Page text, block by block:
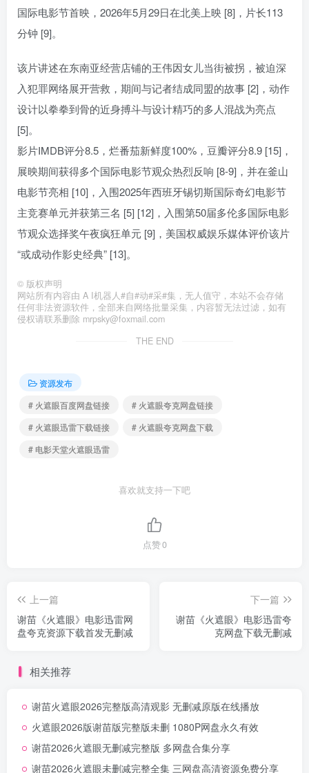
国际电影节首映，2026年5月29日在北美上映 [8]，片长113
分钟 [9]。
该片讲述在东南亚经营店铺的王伟因女儿当街被拐，被迫深
入犯罪网络展开营救，期间与记者结成同盟的故事 [2]，动作
设计以拳拳到骨的近身搏斗与设计精巧的多人混战为亮点
[5]。
影片IMDB评分8.5，烂番茄新鲜度100%，豆瓣评分8.9 [15]，
展映期间获得多个国际电影节观众热烈反响 [8-9]，并在釜山
电影节亮相 [10]，入围2025年西班牙锡切斯国际奇幻电影节
主竞赛单元并获第三名 [5] [12]，入围第50届多伦多国际电影
节观众选择奖午夜疯狂单元 [9]，美国权威娱乐媒体评价该片
“或成动作影史经典” [13]。
© 版权声明
网站所有内容由 A I机器人#自#动#采#集，无人值守，本站不会存储
任何非法资源软件，全部来自网络批量采集，内容暂无法过滤，如有
侵权请联系删除 mrpsky@foxmail.com
THE END
资源发布
# 火遮眼百度网盘链接
# 火遮眼夸克网盘链接
# 火遮眼迅雷下载链接
# 火遮眼夸克网盘下载
# 电影天堂火遮眼迅雷
喜欢就支持一下吧
点赞0
上一篇
谢苗《火遮眼》电影迅雷网
盘夸克资源下载首发无删减
下一篇
谢苗《火遮眼》电影迅雷夸
克网盘下载无删减
相关推荐
谢苗火遮眼2026完整版高清观影 无删减原版在线播放
火遮眼2026版谢苗版完整版未删 1080P网盘永久有效
谢苗2026火遮眼无删减完整版 多网盘合集分享
谢苗2026火遮眼未删减完整全集 三网盘高清资源免费分享